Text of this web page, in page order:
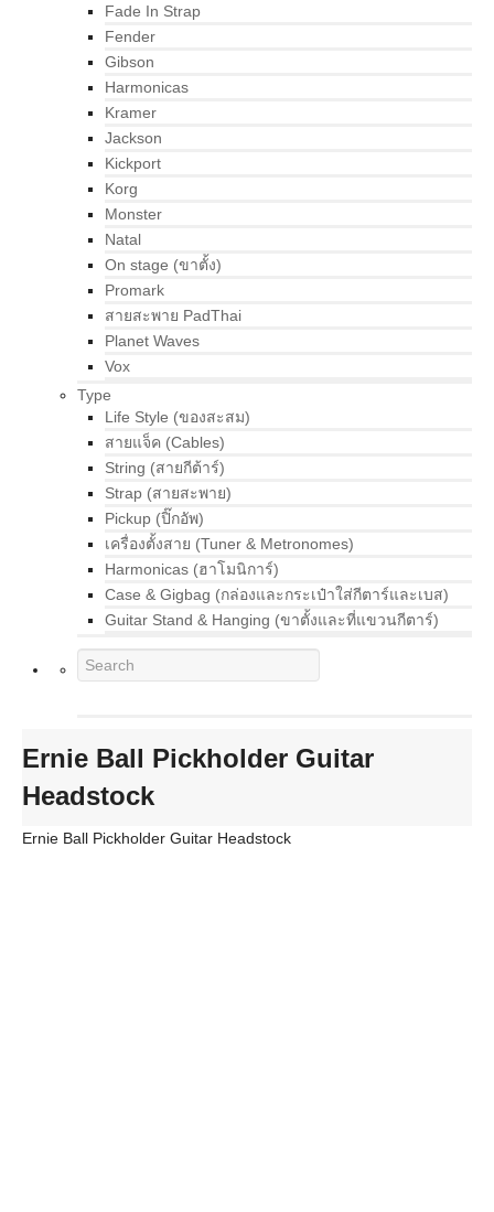
Fade In Strap
Fender
Gibson
Harmonicas
Kramer
Jackson
Kickport
Korg
Monster
Natal
On stage (ขาตั้ง)
Promark
สายสะพาย PadThai
Planet Waves
Vox
Type
Life Style (ของสะสม)
สายแจ็ค (Cables)
String (สายกีต้าร์)
Strap (สายสะพาย)
Pickup (ปิ๊กอัพ)
เครื่องตั้งสาย (Tuner & Metronomes)
Harmonicas (ฮาโมนิการ์)
Case & Gigbag (กล่องและกระเป๋าใส่กีตาร์และเบส)
Guitar Stand & Hanging (ขาตั้งและที่แขวนกีตาร์)
Ernie Ball Pickholder Guitar
Headstock
Ernie Ball Pickholder Guitar Headstock